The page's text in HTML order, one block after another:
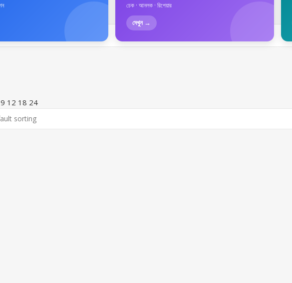
চেক · আনলক · রিপেয়ার
দেখুন →
9 12 18 24